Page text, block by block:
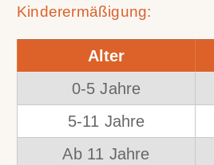
Kinderermäßigung:
Alter
0-5 Jahre
5-11 Jahre
Ab 11 Jahre